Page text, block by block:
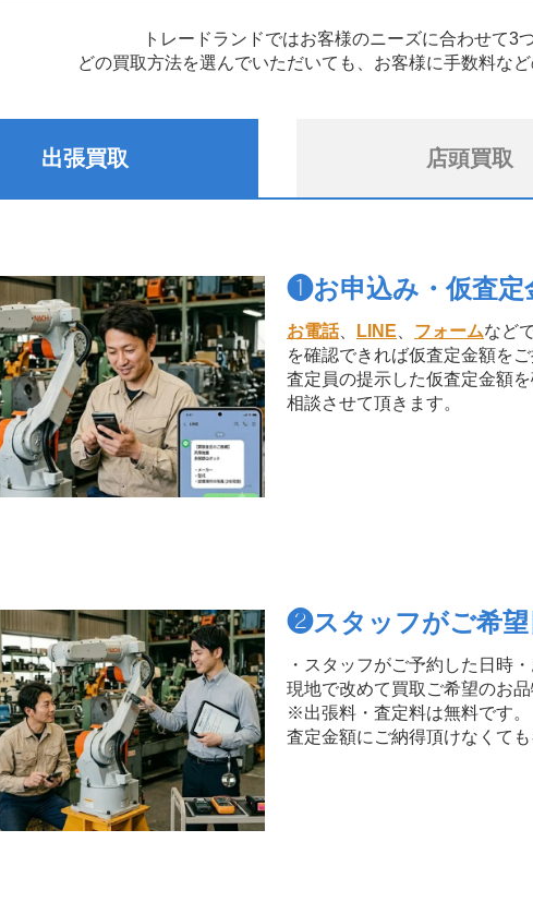
トレードランドではお客様のニーズに合わせて3
どの買取方法を選んでいただいても、お客様に手数料な
出張買取 店頭買取
❶お申込み・仮査
お電話、 LINE フォームなど
を確認できれば仮査定金額をご
査定員の提示した仮査定金額
相談させて頂きます。
❷スタッフがご希望
・スタッフがご予約した日時
現地で改めて買取ご希望のお
※出張料・査定料は無料です。
査定金額にご納得頂けなくて